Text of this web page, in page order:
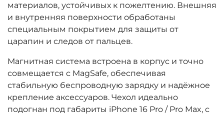
материалов, устойчивых к пожелтению. Внешняя
и внутренняя поверхности обработаны
специальным покрытием для защиты от
царапин и следов от пальцев.
Магнитная система встроена в корпус и точно
совмещается с MagSafe, обеспечивая
стабильную беспроводную зарядку и надёжное
крепление аксессуаров. Чехол идеально
подогнан под габариты iPhone 16 Pro / Pro Max, с